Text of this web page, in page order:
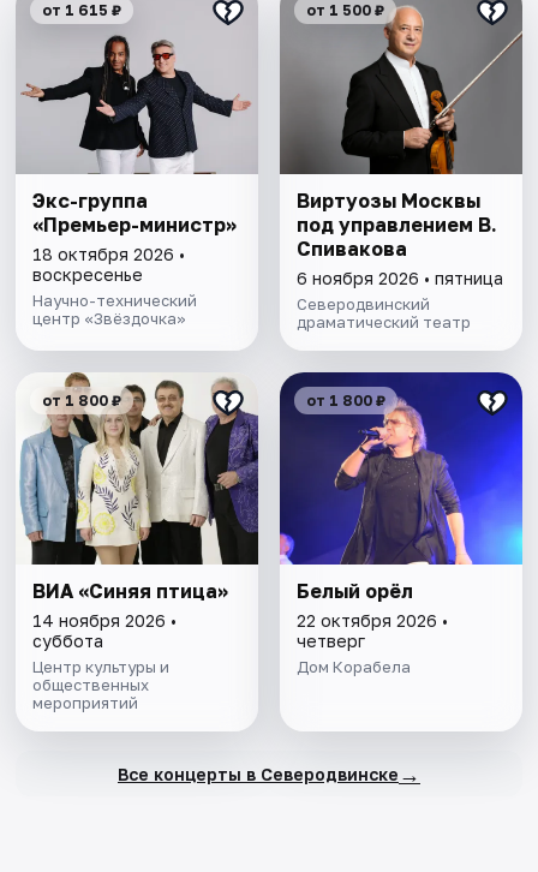
от 1 615 ₽
Экс-группа
«Премьер-министр»
18 октября 2026 •
воскресенье
Научно-технический
центр «Звёздочка»
от 1 500 ₽
Виртуозы Москвы
под управлением В.
Спивакова
6 ноября 2026 • пятница
Северодвинский
драматический театр
от 1 800 ₽
ВИА «Синяя птица»
14 ноября 2026 •
суббота
Центр культуры и
общественных
мероприятий
от 1 800 ₽
Белый орёл
22 октября 2026 •
четверг
Дом Корабела
Все концерты в Северодвинске →